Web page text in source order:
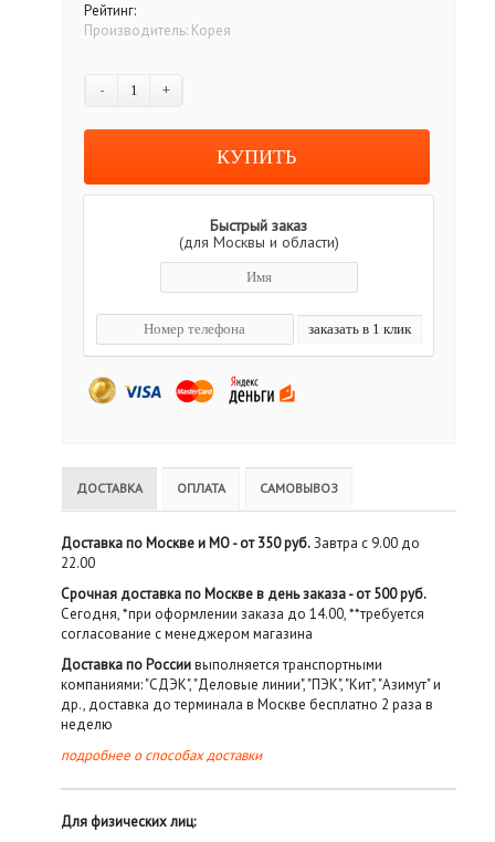
Рейтинг:
Производитель: Корея
- +
Быстрый заказ
(для Москвы и области)
ДОСТАВКА ОПЛАТА САМОВЫВОЗ
Доставка по Москве и МО - от 350 руб.Завтра с 9.00 до
22.00
Срочная доставка по Москве в день заказа - от 500 руб.
Сегодня, *при оформлении заказа до 14.00, **требуется
согласование с менеджером магазина
Доставка по Россиивыполняется транспортными
компаниями: "СДЭК", "Деловые линии", "ПЭК", "Кит", "Азимут" и
др., доставка до терминала в Москве бесплатно 2 раза в
неделю
подробнее о способах доставки
Для физических лиц: